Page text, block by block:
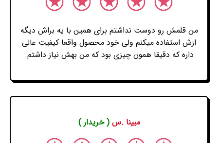
من قلمش رو دوست نداشتم برای همین با یه براش دیگه
ازش استفاده میکنم ولی خود محصول واقعا کیفیت عالی
داره که دقیقا همون چیزی بود که من بهش نیاز داشتم.
مبینا .س( خریدار )